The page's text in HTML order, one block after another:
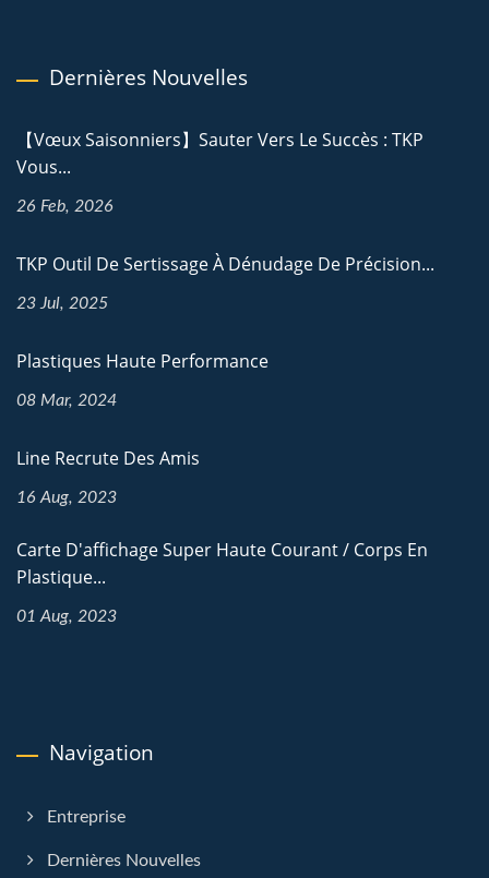
Dernières Nouvelles
【Vœux Saisonniers】Sauter Vers Le Succès : TKP
Vous...
26 Feb, 2026
TKP Outil De Sertissage À Dénudage De Précision...
23 Jul, 2025
Plastiques Haute Performance
08 Mar, 2024
Line Recrute Des Amis
16 Aug, 2023
Carte D'affichage Super Haute Courant / Corps En
Plastique...
01 Aug, 2023
Navigation
Entreprise
Dernières Nouvelles